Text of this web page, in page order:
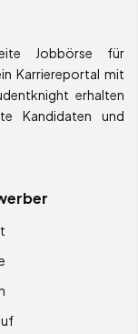
Jobbörse für
Karriereportal mit
erhalten
Kandidaten und